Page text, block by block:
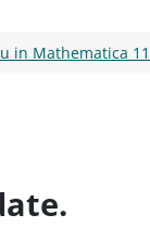
in Mathematica 11